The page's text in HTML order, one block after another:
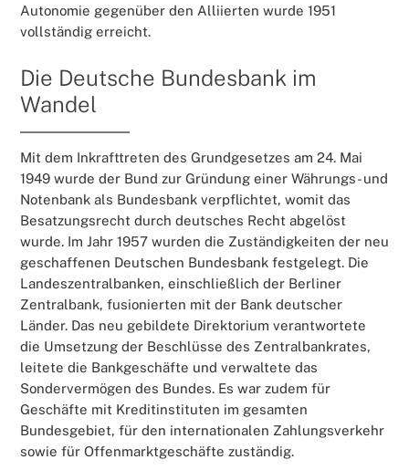
Autonomie gegenüber den Alliierten wurde 1951
vollständig erreicht.
Die Deutsche Bundesbank im
Wandel
Mit dem Inkrafttreten des Grundgesetzes am 24. Mai
1949 wurde der Bund zur Gründung einer Währungs- und
Notenbank als Bundesbank verpflichtet, womit das
Besatzungsrecht durch deutsches Recht abgelöst
wurde. Im Jahr 1957 wurden die Zuständigkeiten der neu
geschaffenen Deutschen Bundesbank festgelegt. Die
Landeszentralbanken, einschließlich der Berliner
Zentralbank, fusionierten mit der Bank deutscher
Länder. Das neu gebildete Direktorium verantwortete
die Umsetzung der Beschlüsse des Zentralbankrates,
leitete die Bankgeschäfte und verwaltete das
Sondervermögen des Bundes. Es war zudem für
Geschäfte mit Kreditinstituten im gesamten
Bundesgebiet, für den internationalen Zahlungsverkehr
sowie für Offenmarktgeschäfte zuständig.